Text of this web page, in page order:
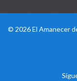
© 2026 El Amanecer